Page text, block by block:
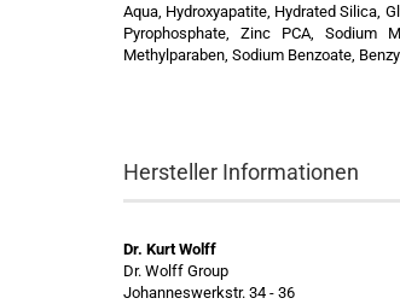
Aqua, Hydroxyapatite, Hydrated Silica,
Pyrophosphate, Zinc PCA, Sodium
Methylparaben, Sodium Benzoate,
Hersteller Informationen
Dr. Kurt Wolff
Dr. Wolff Group
Johanneswerkstr. 34 - 36